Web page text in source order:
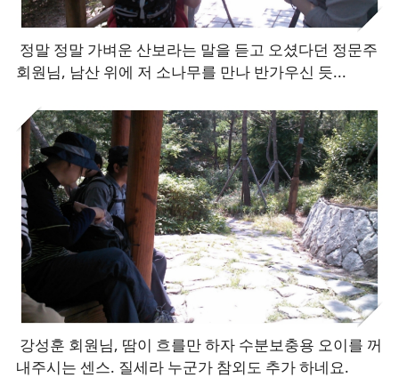
정말 정말 가벼운 산보라는 말을 듣고 오셨다던 정문주
회원님, 남산 위에 저 소나무를 만나 반가우신 듯...
강성훈 회원님, 땀이 흐를만 하자 수분보충용 오이를 꺼
내주시는 센스. 질세라 누군가 참외도 추가 하네요.